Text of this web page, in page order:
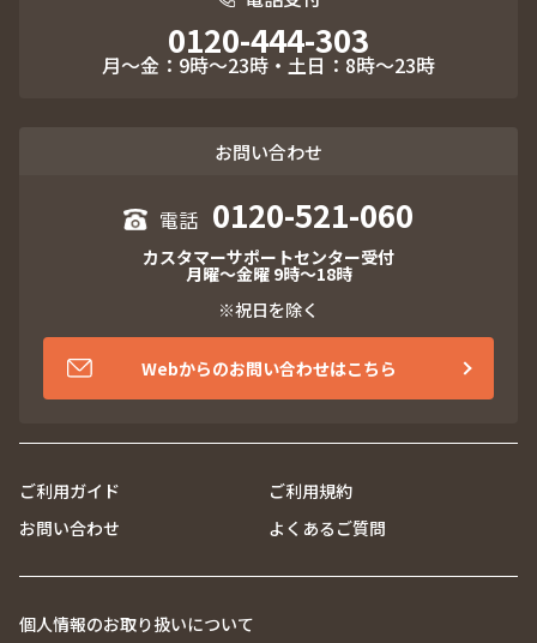
0120-444-303
月～金：9時～23時・土日：8時～23時
お問い合わせ
0120-521-060
カスタマーサポートセンター受付
月曜～金曜 9時～18時
※祝日を除く
Webからのお問い合わせはこちら
ご利用ガイド
ご利用規約
お問い合わせ
よくあるご質問
個人情報のお取り扱いについて